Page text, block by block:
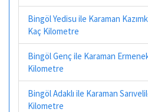
Bingöl Yedisu ile Karaman
Kaç Kilometre
Bingöl Genç ile Karaman
Kilometre
Bingöl Adaklı ile Karaman
Kilometre